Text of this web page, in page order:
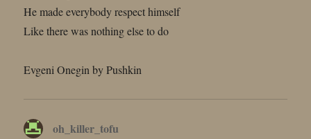
He made everybody respect himself
Like there was nothing else to do
Evgeni Onegin by Pushkin
oh_killer_tofu